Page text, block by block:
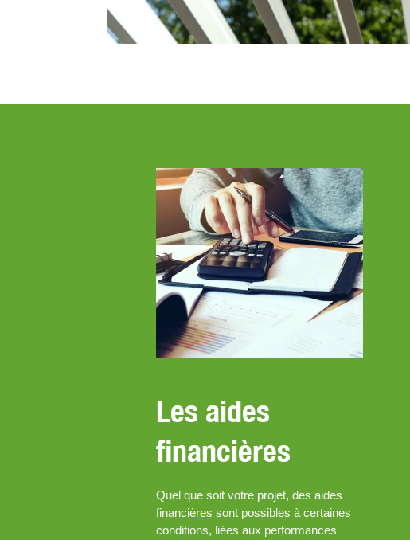
Les aides
financières
Quel que soit votre projet, des aides
financières sont possibles à certaines
conditions, liées aux performances